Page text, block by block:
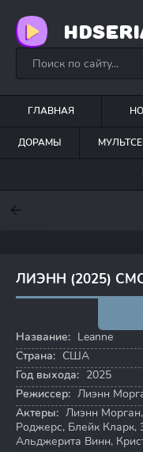
ГЛАВНАЯ
ДОРАМЫ
ЛИЭНН (2025)
Название: Leanne
Страна: США
Год выхода: 2025
Режиссер: Лиэнн
Актеры: Лиэнн Морган,
Роджерс, Блейк Кларк,
Альджерита Винн,